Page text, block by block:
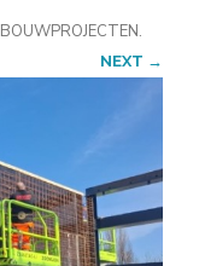
BOUWPROJECTEN.
NEXT →